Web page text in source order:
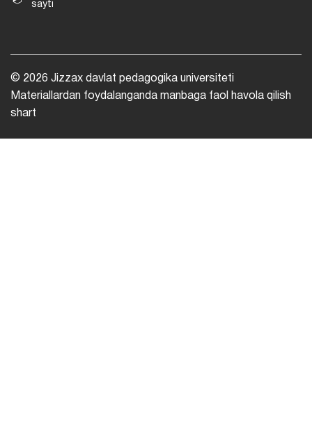
sayti
© 2026 Jizzax davlat pedagogika universiteti
Materiallardan foydalanganda manbaga faol havola qilish
shart